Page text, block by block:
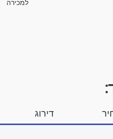
דירוג